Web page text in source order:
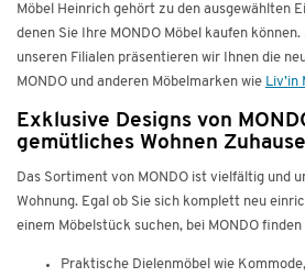
Möbel Heinrich gehört zu den ausgewählten
denen Sie Ihre MONDO Möbel kaufen
unseren Filialen präsentieren wir Ihnen die
MONDO und anderen Möbelmarken wie Liv’in
Exklusive Designs von
gemütliches Wohnen Zuhause
Das Sortiment von MONDO ist vielfältig und
Wohnung. Egal ob Sie sich komplett neu
einem Möbelstück suchen, bei MONDO
Praktische Dielenmöbel wie